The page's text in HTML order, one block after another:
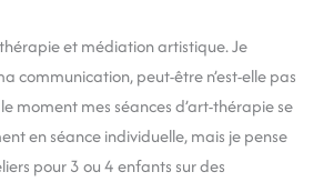
et médiation artistique. Je
communication, peut-être n’est-elle pas
moment mes séances d’art-thérapie se
en séance individuelle, mais je pense
pour 3 ou 4 enfants sur des